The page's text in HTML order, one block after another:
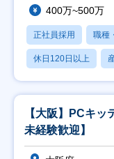
400万~500万
正社員採用 職種
休日120日以上
【大阪】PCキ
未経験歓迎】